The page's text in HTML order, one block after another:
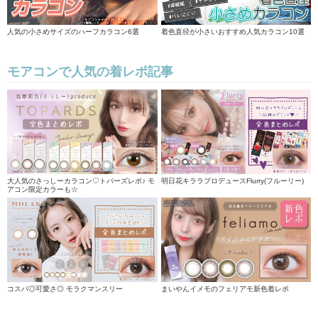
人気の小さめサイズのハーフカラコン6選 着色直径が小さいおすすめ人気カラコン10選
モアコンで人気の着レポ記事
大人気のさっしーカラコン♡トパーズレポ♪ モ
アコン限定カラーも☆
明日花キララプロデュースFlurry(フルーリー)
コスパ◎可愛さ◎ モラクマンスリー まいやんイメモのフェリアモ新色着レポ